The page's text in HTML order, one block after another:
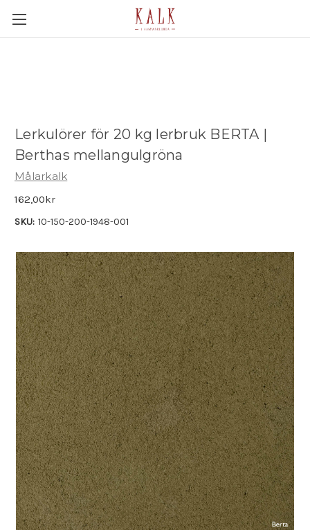
Lerkulörer för 20 kg lerbruk BERTA |
Berthas mellangulgröna
Målarkalk
162,00kr
SKU: 10-150-200-1948-001